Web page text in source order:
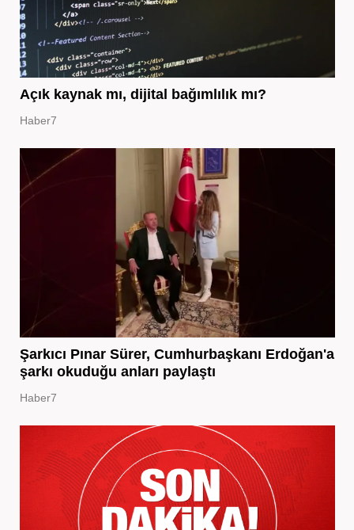
Açık kaynak mı, dijital bağımlılık mı?
Haber7
Şarkıcı Pınar Sürer, Cumhurbaşkanı Erdoğan'a
şarkı okuduğu anları paylaştı
Haber7